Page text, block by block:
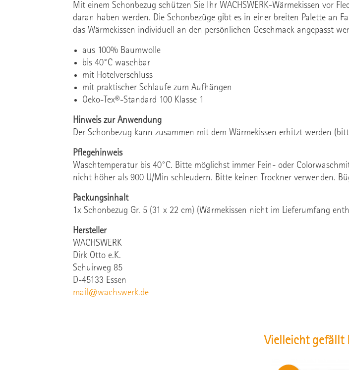
Mit einem Schonbezug schützen Sie Ihr WACHSWERK-Wärmekissen vor
daran haben werden. Die Schonbezüge gibt es in einer breiten Palette an
das Wärmekissen individuell an den persönlichen Geschmack angepasst
aus 100% Baumwolle
bis 40°C waschbar
mit Hotelverschluss
mit praktischer Schlaufe zum Aufhängen
Oeko-Tex®-Standard 100 Klasse 1
Hinweis zur Anwendung
Der Schonbezug kann zusammen mit dem Wärmekissen erhitzt werden
Pflegehinweis
Waschtemperatur bis 40°C. Bitte möglichst immer Fein- oder
nicht höher als 900 U/Min schleudern. Bitte keinen Trockner verwenden.
Packungsinhalt
1x Schonbezug Gr. 5 (31 x 22 cm) (Wärmekissen nicht im Lieferumfang
Hersteller
WACHSWERK
Dirk Otto e.K.
Schuirweg 85
D-45133 Essen
mail@wachswerk.de
Vielleicht gefällt